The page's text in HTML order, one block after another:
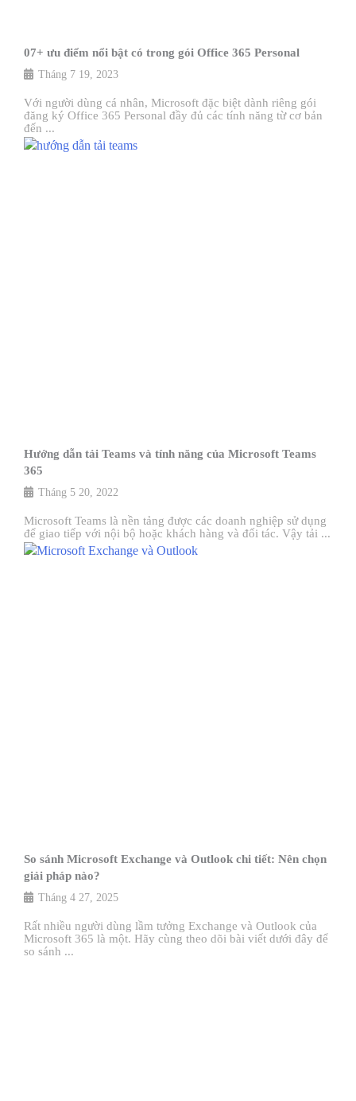
07+ ưu điểm nổi bật có trong gói Office 365 Personal
Tháng 7 19, 2023
Với người dùng cá nhân, Microsoft đặc biệt dành riêng gói
đăng ký Office 365 Personal đầy đủ các tính năng từ cơ bản
đến ...
Hướng dẫn tải Teams và tính năng của Microsoft Teams
365
Tháng 5 20, 2022
Microsoft Teams là nền tảng được các doanh nghiệp sử dụng
để giao tiếp với nội bộ hoặc khách hàng và đối tác. Vậy tải ...
So sánh Microsoft Exchange và Outlook chi tiết: Nên chọn
giải pháp nào?
Tháng 4 27, 2025
Rất nhiều người dùng lầm tưởng Exchange và Outlook của
Microsoft 365 là một. Hãy cùng theo dõi bài viết dưới đây để
so sánh ...